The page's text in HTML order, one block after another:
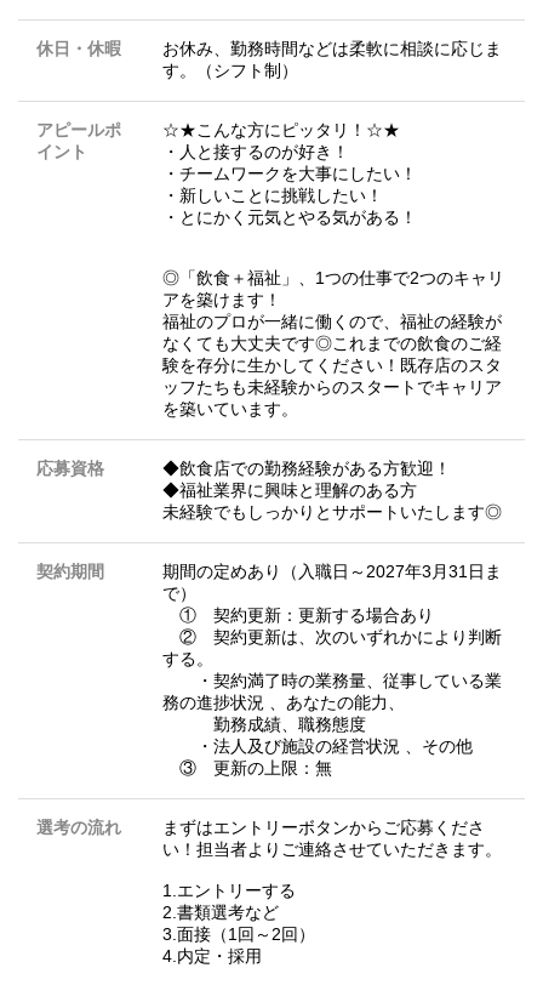
休日・休暇
お休み、勤務時間などは柔軟に相談に応じま
す。（シフト制）
アピールポ
イント
☆★こんな方にピッタリ！☆★
・人と接するのが好き！
・チームワークを大事にしたい！
・新しいことに挑戦したい！
・とにかく元気とやる気がある！
◎「飲食＋福祉」、1つの仕事で2つのキャリ
アを築けます！
福祉のプロが一緒に働くので、福祉の経験が
なくても大丈夫です◎これまでの飲食のご経
験を存分に生かしてください！既存店のスタ
ッフたちも未経験からのスタートでキャリア
を築いています。
応募資格
◆飲食店での勤務経験がある方歓迎！
◆福祉業界に興味と理解のある方
未経験でもしっかりとサポートいたします◎
契約期間
期間の定めあり（入職日～2027年3月31日ま
で）
① 契約更新：更新する場合あり
② 契約更新は、次のいずれかにより判断
する。
・契約満了時の業務量、従事している業
務の進捗状況 、あなたの能力、
勤務成績、職務態度
・法人及び施設の経営状況 、その他
③ 更新の上限：無
選考の流れ
まずはエントリーボタンからご応募くださ
い！担当者よりご連絡させていただきます。
1.エントリーする
2.書類選考など
3.面接（1回～2回）
4.内定・採用